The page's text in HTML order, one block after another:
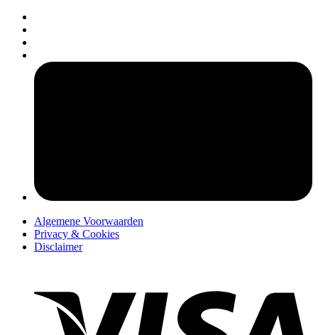
Algemene Voorwaarden
Privacy & Cookies
Disclaimer